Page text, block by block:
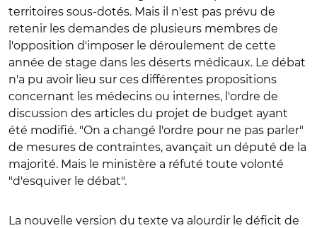
territoires sous-dotés. Mais il n'est pas prévu de
retenir les demandes de plusieurs membres de
l'opposition d'imposer le déroulement de cette
année de stage dans les déserts médicaux. Le débat
n'a pu avoir lieu sur ces différentes propositions
concernant les médecins ou internes, l'ordre de
discussion des articles du projet de budget ayant
été modifié. "On a changé l'ordre pour ne pas parler"
de mesures de contraintes, avançait un député de la
majorité. Mais le ministère a réfuté toute volonté
"d'esquiver le débat".
La nouvelle version du texte va alourdir le déficit de